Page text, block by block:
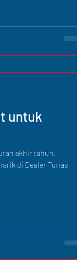
untuk
akhir tahun.
di Dealer Tunas